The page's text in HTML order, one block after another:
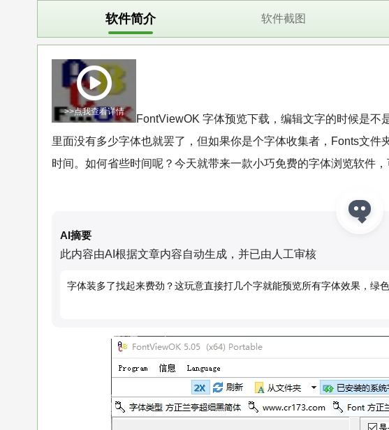
软件简介 软件截图
>>点我查看详情
FontViewOK 字体预览下载，编辑文字的时候是
里面没有多少字体也就罢了，但如果你是个字体收集者，Fonts文
时间。如何省些时间呢？今天就带来一款小巧免费的字体浏览软件
AI摘要
此内容由AI根据文章内容自动生成，并已由人工审核
字体装多了找起来费劲？这玩意直接打几个字就能预览所有字体效果，绿